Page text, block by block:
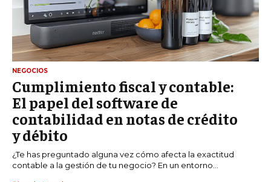
NEGOCIOS
Cumplimiento fiscal y contable:
El papel del software de
contabilidad en notas de crédito
y débito
¿Te has preguntado alguna vez cómo afecta la exactitud
contable a la gestión de tu negocio? En un entorno...